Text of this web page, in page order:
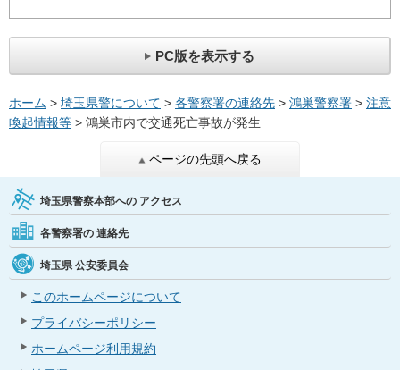
PC版を表示する
ホーム > 埼玉県警について > 各警察署の連絡先 > 鴻巣警察署 > 注意
喚起情報等 > 鴻巣市内で交通死亡事故が発生
ページの先頭へ戻る
埼玉県警察本部への アクセス
各警察署の 連絡先
埼玉県 公安委員会
このホームページについて
プライバシーポリシー
ホームページ利用規約